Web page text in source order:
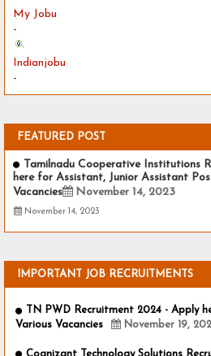
My Jobu
-
Indianjobu
-
FEATURED POST
Tamilnadu Cooperative Institutions
here for Assistant, Junior Assistant
Vacancies
November 14, 2023
November 14, 2023
IMPORTANT JOB RECRUITMENTS
TN PWD Recruitment 2024 - Apply
Various Vacancies
November 19,
Cognizant Technology Solutions